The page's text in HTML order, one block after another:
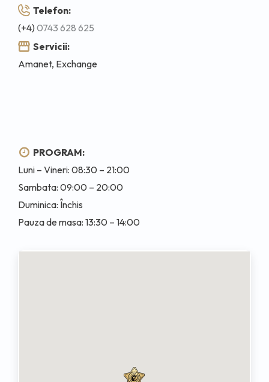
Telefon:
(+4)0743 628 625
Servicii:
Amanet, Exchange
PROGRAM:
Luni – Vineri: 08:30 – 21:00
Sambata: 09:00 – 20:00
Duminica: Închis
Pauza de masa: 13:30 – 14:00